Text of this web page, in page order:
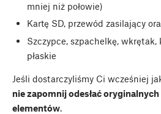
mniej niż połowie)
Kartę SD, przewód zasilający
Szczypce, szpachelkę,
płaskie
Jeśli dostarczyliśmy Ci wcześniej
nie zapomnij odesłać
elementów